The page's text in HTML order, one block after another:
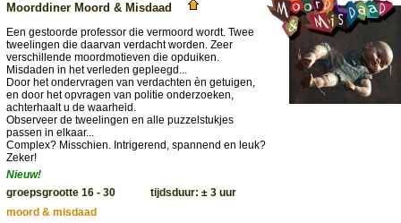
Moorddiner Moord & Misdaad
Een gestoorde professor die vermoord wordt. Twee
tweelingen die daarvan verdacht worden. Zeer
verschillende moordmotieven die opduiken.
Misdaden in het verleden gepleegd...
Door het ondervragen van verdachten èn getuigen,
en door het opvragen van politie onderzoeken,
achterhaalt u de waarheid.
Observeer de tweelingen en alle puzzelstukjes
passen in elkaar...
Complex? Misschien. Intrigerend, spannend en leuk?
Zeker!
Nieuw!
groepsgrootte 16 - 30 tijdsduur: ± 3 uur
moord & misdaad